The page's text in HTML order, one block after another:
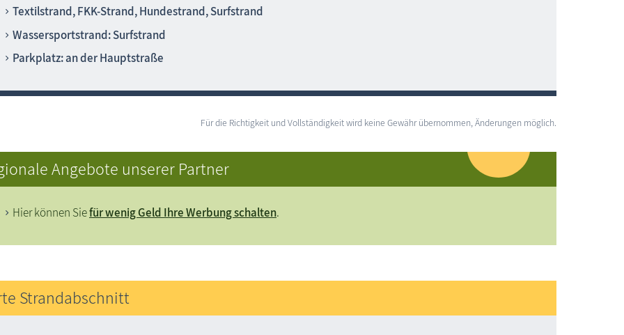
Textilstrand, FKK-Strand, Hundestrand, Surfstrand
Wassersportstrand: Surfstrand
Parkplatz: an der Hauptstraße
Für die Richtigkeit und Vollständigkeit wird keine Gewähr übernommen, Änderungen möglich.
Angebote unserer Partner
Hier können Siefür wenig Geld Ihre Werbung schalten.
Strandabschnitt